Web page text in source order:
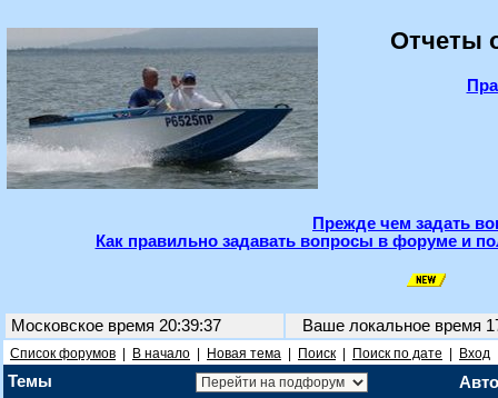
Отчеты
Прежде чем задать
Как правильно задавать вопросы в форуме и
Московское время 20:39:37 Ваше локальное время
Список форумов В начало Новая тема Поиск Поиск по дате Вход
Темы